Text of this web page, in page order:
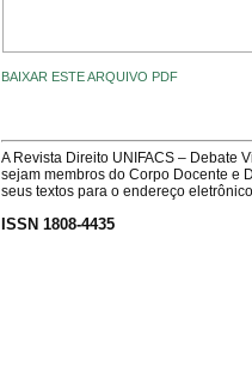
BAIXAR ESTE ARQUIVO PDF
A Revista Direito UNIFACS – Debate
sejam membros do Corpo Docente e
seus textos para o endereço
ISSN 1808-4435